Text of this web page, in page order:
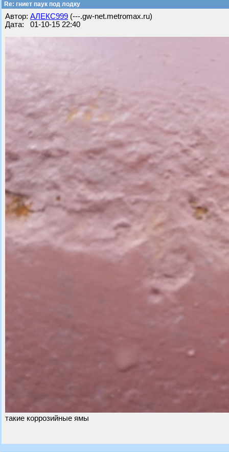
Re: гниет паук под лодку
Автор: АЛЕКС999 (---.gw-net.metromax.ru)
Дата: 01-10-15 22:40
такие коррозийные ямы